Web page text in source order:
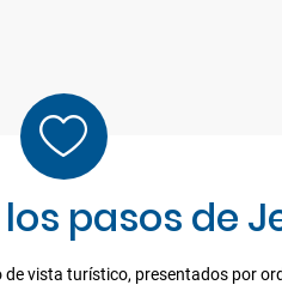
pasos de
vista turístico, presentados por